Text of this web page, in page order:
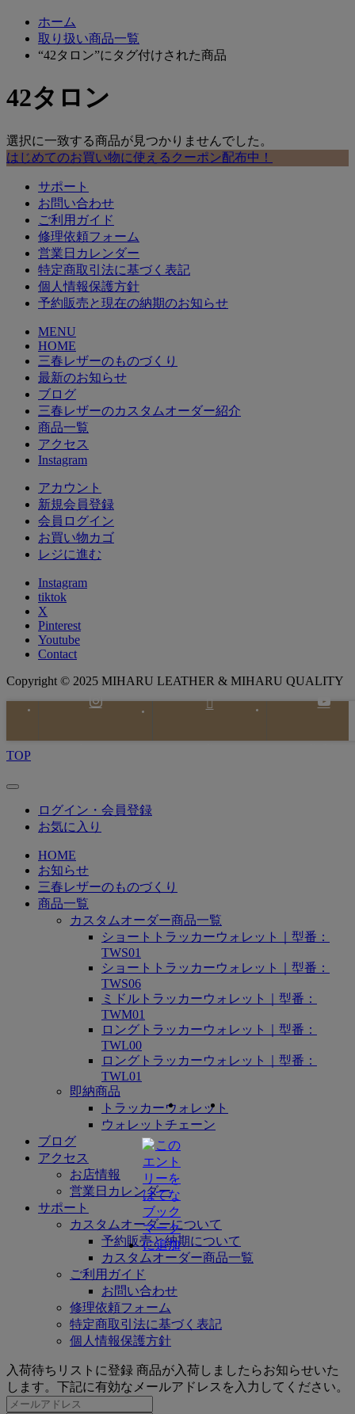
ホーム
取り扱い商品一覧
“42タロン”にタグ付けされた商品
42タロン
選択に一致する商品が見つかりませんでした。
はじめてのお買い物に使えるクーポン配布中！
サポート
お問い合わせ
ご利用ガイド
修理依頼フォーム
営業日カレンダー
特定商取引法に基づく表記
個人情報保護方針
予約販売と現在の納期のお知らせ
MENU
HOME
三春レザーのものづくり
最新のお知らせ
ブログ
三春レザーのカスタムオーダー紹介
商品一覧
アクセス
Instagram
アカウント
新規会員登録
会員ログイン
お買い物カゴ
レジに進む
Instagram
tiktok
X
Pinterest
Youtube
Contact
Copyright © 2025 MIHARU LEATHER & MIHARU QUALITY
TOP
ログイン・会員登録
お気に入り
HOME
お知らせ
三春レザーのものづくり
商品一覧
カスタムオーダー商品一覧
ショートトラッカーウォレット｜型番：
TWS01
ショートトラッカーウォレット｜型番：
TWS06
ミドルトラッカーウォレット｜型番：
TWM01
ロングトラッカーウォレット｜型番：
TWL00
ロングトラッカーウォレット｜型番：
TWL01
即納商品
トラッカーウォレット
ウォレットチェーン
ブログ
アクセス
お店情報
営業日カレンダー
サポート
カスタムオーダーについて
予約販売と納期について
カスタムオーダー商品一覧
ご利用ガイド
お問い合わせ
修理依頼フォーム
特定商取引法に基づく表記
個人情報保護方針
入荷待ちリストに登録 商品が入荷しましたらお知らせいた
します。下記に有効なメールアドレスを入力してください。